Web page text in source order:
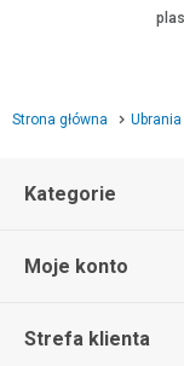
Strona główna
Kategorie
Moje konto
Strefa klienta